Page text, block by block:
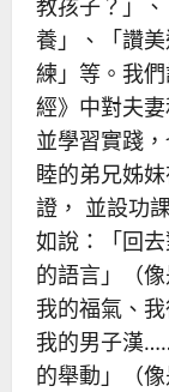
養」、「讚
練」等。我
經》中對夫
並學習實踐
睦的弟兄姊
證， 並設功
如說：「回
的語言」（
我的福氣、
我的男子漢
的舉動」（